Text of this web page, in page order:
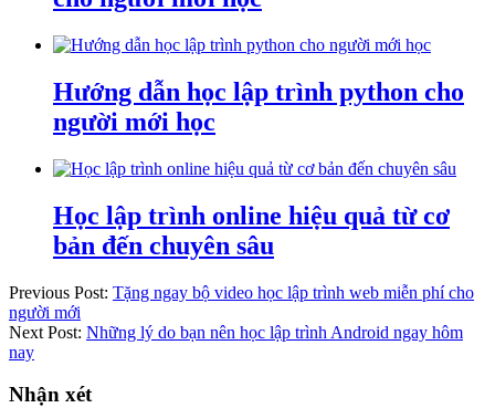
Hướng dẫn học lập trình python cho
người mới học
Học lập trình online hiệu quả từ cơ
bản đến chuyên sâu
Previous Post: Tặng ngay bộ video học lập trình web miễn phí cho
người mới
Next Post: Những lý do bạn nên học lập trình Android ngay hôm
nay
Nhận xét